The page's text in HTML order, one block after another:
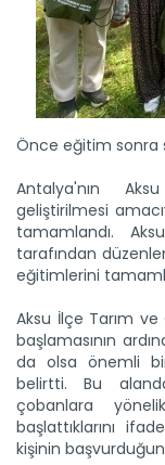
Önce eğitim sonra
Antalya'nın
geliştirilmesi
tamamlandı.
tarafından
eğitimlerini
Aksu İlçe Tarım
başlamasının
da olsa önemli bir
belirtti. Bu
çobanlara
başlattıklarını
kişinin